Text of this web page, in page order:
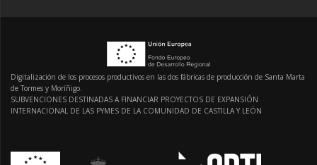
Digitalización de los procesos productivos en las dos fábricas de producción de Santa Marta
de Tormes y Moríñigo.
SUBVENCIONES DESTINADAS A FINANCIAR PROYECTOS DE EXPANSIÓN
INTERNACIONAL DE LAS PYMES DE LA COMUNIDAD DE CASTILLA Y LEÓN